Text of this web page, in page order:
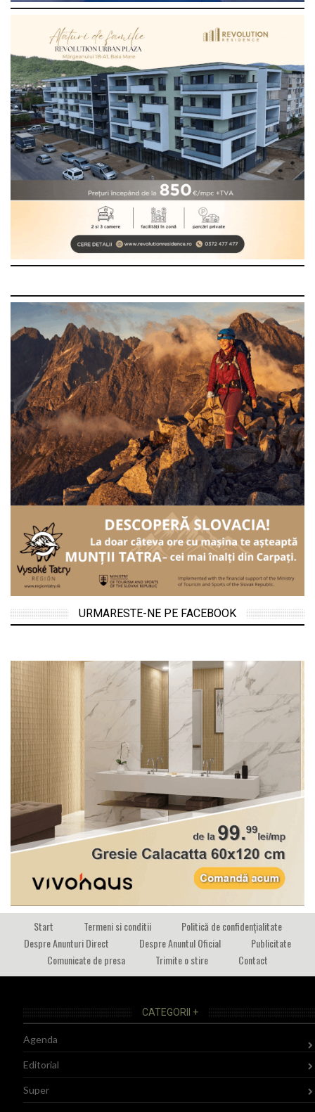
URMARESTE-NE PE FACEBOOK
Start Termeni si conditii
Politică de confidențialitate
Despre Anunturi Direct
Despre Anuntul Oficial
Publicitate
Comunicate de presa
Trimite o stire Contact
CATEGORII +
Agenda
Editorial
Super